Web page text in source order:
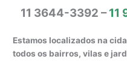
11 3644-3392 –11
Estamos localizados na
todos os bairros, vilas e